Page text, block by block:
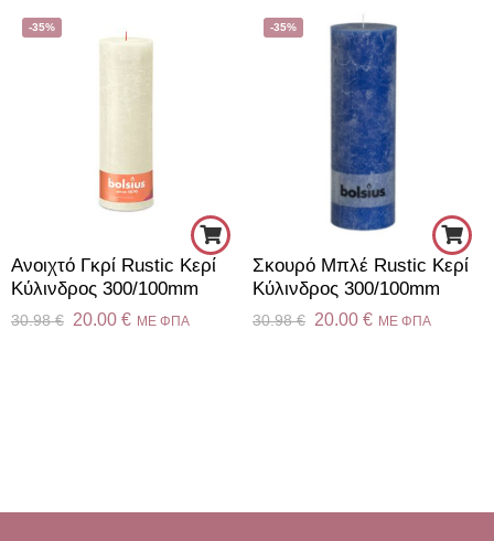
-35%
Ανοιχτό Γκρί Rustic Κερί
Kύλινδρος 300/100mm
30.98€ 20.00 € ME ΦΠΑ
-35%
Σκουρό Μπλέ Rustic Κερί
Kύλινδρος 300/100mm
30.98€ 20.00 € ME ΦΠΑ